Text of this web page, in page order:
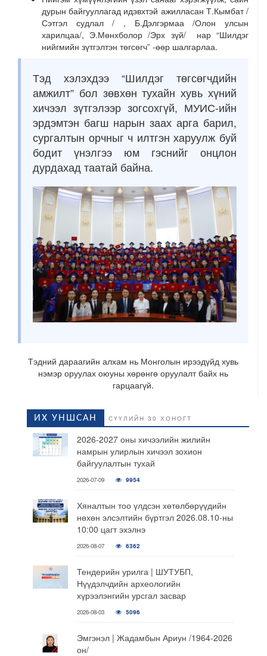
дурын байгууллагад идэвхтэй ажилласан Т.Кымбат /
Сэтгэл судлал / , Б.Дэлгэрмаа /Олон улсын
харилцаа/, Э.Мөнхболор /Эрх зүй/ нар “Шилдэг
нийгмийн зүтгэлтэн төгсөгч” -өөр шалгарлаа.
Тэд хэлэхдээ “Шилдэг төгсөгчдийн
амжилт” бол зөвхөн тухайн хувь хүний
хичээл зүтгэлээр зогсохгүй, МУИС-ийн
эрдэмтэн багш нарын заах арга барил,
сургалтын орчныг ч илтгэн харуулж буй
бодит үнэлгээ юм гэснийг онцлон
дурдахад таатай байна.
Тэдний дараагийн алхам нь Монголын ирээдүйд хувь
нэмэр оруулах оюуны хөрөнгө оруулалт байх нь
гарцаагүй.
ИХ УНШСАН СҮҮЛИЙН 30 ХОНОГТ
2026-2027 оны хичээлийн жилийн
намрын улирлын хичээл зохион
байгуулалтын тухай
2026-07-09 9954
Хяналтын тоо үлдсэн хөтөлбөрүүдийн
нөхөн элсэлтийн бүртгэл 2026.08.10-ны
10:00 цагт эхэлнэ
2026-08-07 6362
Тендерийн урилга | ШУТУБП,
Нүүдэлчдийн археологийн
хүрээлэнгийн урсгал засвар
2026-08-03 5096
Эмгэнэл | Жадамбын Ариун /1964-2026
он/